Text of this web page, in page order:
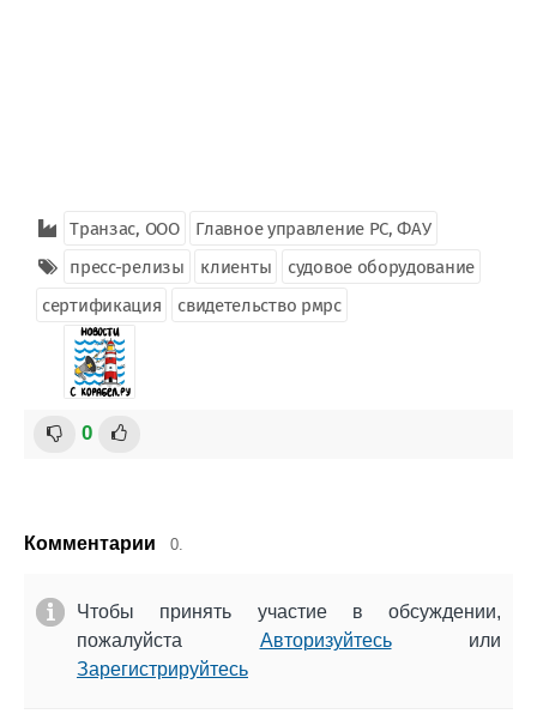
Транзас, ООО
Главное управление РС, ФАУ
пресс-релизы
клиенты
судовое оборудование
сертификация
свидетельство рмрс
0
Комментарии 0.
Чтобы принять участие в обсуждении,
пожалуйста Авторизуйтесьили
Зарегистрируйтесь